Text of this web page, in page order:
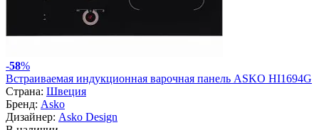
-58%
Встраиваемая индукционная варочная панель ASKO HI1694G
Страна: Швеция
Бренд: Asko
Дизайнер: Asko Design